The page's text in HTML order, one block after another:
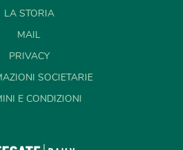
LA STORIA
MAIL
PRIVACY
SOCIETARIE
E CONDIZIONI